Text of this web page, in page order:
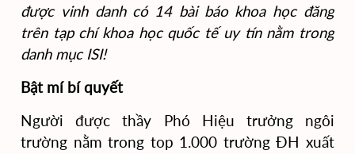
được vinh danh có 14 bài báo khoa học đăng
trên tạp chí khoa học quốc tế uy tín nằm trong
danh mục ISI!
Bật mí bí quyết
Người được thầy Phó Hiệu trưởng ngôi
trường nằm trong top 1.000 trường ĐH xuất